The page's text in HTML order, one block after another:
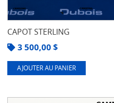
CAPOT STERLING
3 500,00 $
AJOUTER AU PANIER